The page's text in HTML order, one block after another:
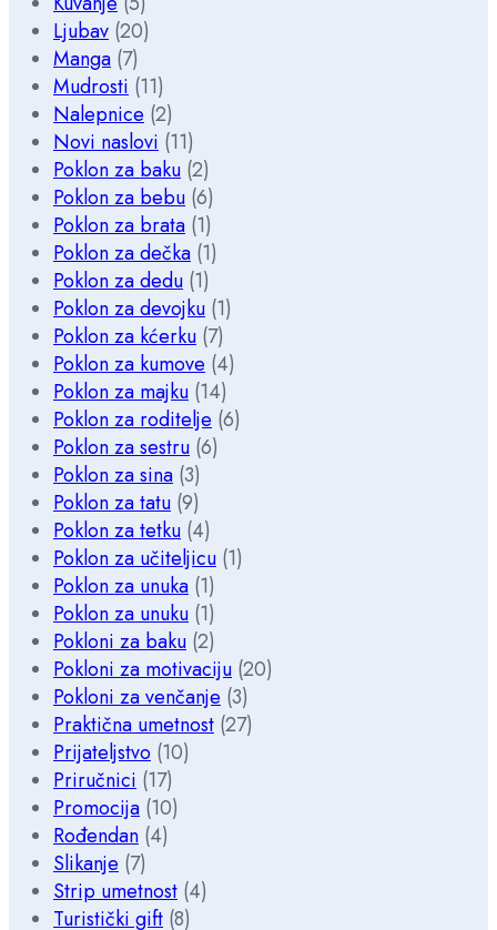
Ljubav (20)
Manga (7)
Mudrosti (11)
Nalepnice (2)
Novi naslovi (11)
Poklon za baku (2)
Poklon za bebu (6)
Poklon za brata (1)
Poklon za dečka (1)
Poklon za dedu (1)
Poklon za devojku (1)
Poklon za kćerku (7)
Poklon za kumove (4)
Poklon za majku (14)
Poklon za roditelje (6)
Poklon za sestru (6)
Poklon za sina (3)
Poklon za tatu (9)
Poklon za tetku (4)
Poklon za učiteljicu (1)
Poklon za unuka (1)
Poklon za unuku (1)
Pokloni za baku (2)
Pokloni za motivaciju (20)
Pokloni za venčanje (3)
Praktična umetnost (27)
Prijateljstvo (10)
Priručnici (17)
Promocija (10)
Rođendan (4)
Slikanje (7)
Strip umetnost (4)
Turistički gift (8)